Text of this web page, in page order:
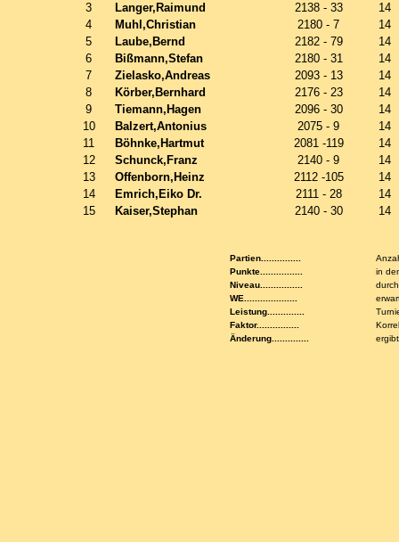
3
Langer,Raimund 2138 - 33
14
4
Muhl,Christian 2180 - 7
14
5
Laube,Bernd 2182 - 79
14
6
Bißmann,Stefan 2180 - 31
14
7
Zielasko,Andreas 2093 - 13
14
8
Körber,Bernhard 2176 - 23
14
9
Tiemann,Hagen 2096 - 30
14
10
Balzert,Antonius 2075 - 9
14
11
Böhnke,Hartmut 2081 -119
14
12
Schunck,Franz 2140 - 9
14
13
Offenborn,Heinz 2112 -105
14
14
Emrich,Eiko Dr. 2111 - 28
14
15
Kaiser,Stephan 2140 - 30 14
Partien...............
Punkte................
in
Niveau................
WE....................
Leistung..............
Faktor................
Änderung..............